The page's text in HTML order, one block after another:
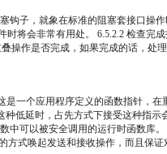
钩子，就象在标准的阻塞套接口操
时将会非常有用处。 6.5.2.2 检查完
作是否完成，如果完成的话，处
是一个应用程序定义的函数指针，
低延时，占先方式下接受这种指
中可以被安全调用的运行时函数库。
式唤起发送和接收操作，而且保